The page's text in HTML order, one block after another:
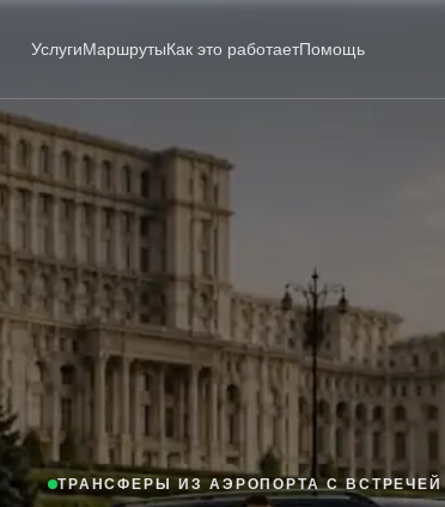
УслугиМаршрутыКак это работаетПомощь
ТРАНСФЕРЫ ИЗ АЭРОПОРТА С ВСТРЕЧЕЙ